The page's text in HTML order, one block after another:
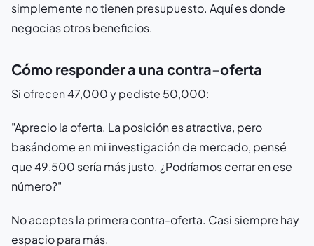
simplemente no tienen presupuesto. Aquí es donde
negocias otros beneficios.
Cómo responder a una contra-oferta
Si ofrecen 47,000 y pediste 50,000:
"Aprecio la oferta. La posición es atractiva, pero
basándome en mi investigación de mercado, pensé
que 49,500 sería más justo. ¿Podríamos cerrar en ese
número?"
No aceptes la primera contra-oferta. Casi siempre hay
espacio para más.